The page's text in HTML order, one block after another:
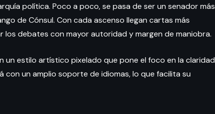
política. Poco a poco, se pasa de ser un senador más
de Cónsul. Con cada ascenso llegan cartas más
debates con mayor autoridad y margen de maniobra.
un estilo artístico pixelado que pone el foco en la claridad
con un amplio soporte de idiomas, lo que facilita su